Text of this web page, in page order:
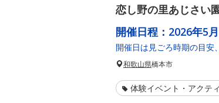
恋し野の里あじさい
開催日程： 2026年5
開催日は見ごろ時期の目安
和歌山県橋本市
体験イベント・アクテ